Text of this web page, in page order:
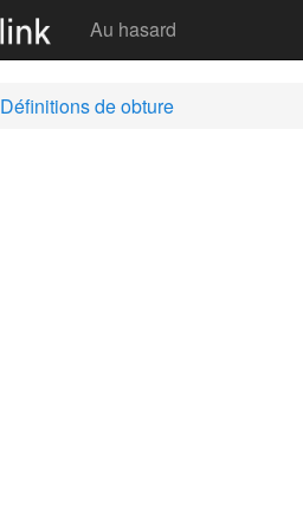
Au hasard
Définitions de obture
Obture